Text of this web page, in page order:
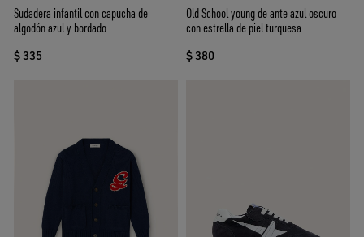
Sudadera infantil con capucha de
algodón azul y bordado
$ 335
Old School young de ante azul oscuro
con estrella de piel turquesa
$ 380